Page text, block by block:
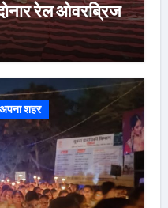
रेल ओवरब्रिज
अपना शहर